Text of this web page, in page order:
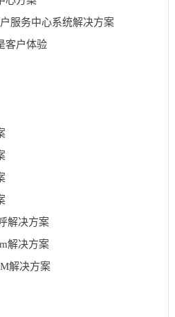
服务中心系统解决方案
客户体验
解决方案
解决方案
解决方案